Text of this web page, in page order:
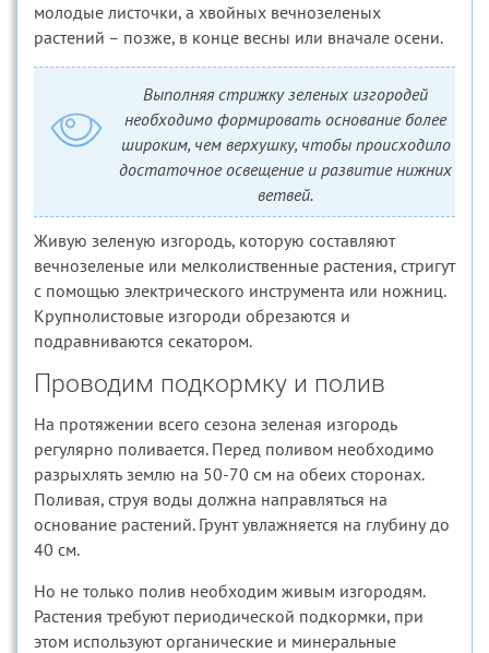
молодые листочки, а хвойных вечнозеленых
растений – позже, в конце весны или вначале осени.
Выполняя стрижку зеленых изгородей
необходимо формировать основание более
широким, чем верхушку, чтобы происходило
достаточное освещение и развитие нижних
ветвей.
Живую зеленую изгородь, которую составляют
вечнозеленые или мелколиственные растения, стригут
с помощью электрического инструмента или ножниц.
Крупнолистовые изгороди обрезаются и
подравниваются секатором.
Проводим подкормку и полив
На протяжении всего сезона зеленая изгородь
регулярно поливается. Перед поливом необходимо
разрыхлять землю на 50-70 см на обеих сторонах.
Поливая, струя воды должна направляться на
основание растений. Грунт увлажняется на глубину до
40 см.
Но не только полив необходим живым изгородям.
Растения требуют периодической подкормки, при
этом используют органические и минеральные